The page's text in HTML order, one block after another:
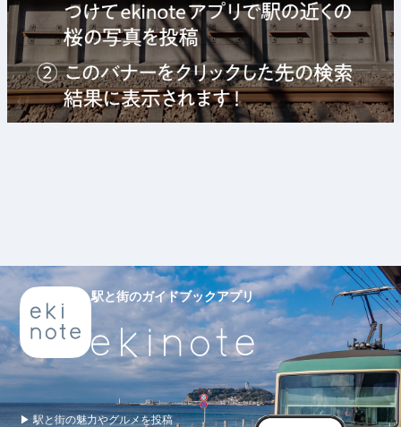
駅と街のガイドブックアプリ
▶ 駅と街の魅力やグルメを投稿